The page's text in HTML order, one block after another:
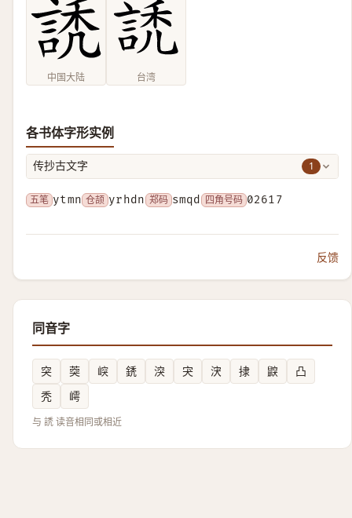
中国大陆 台湾
各书体字形实例
传抄古文字 1
五笔 ytmn 仓颉 yrhdn 郑码 smqd 四角号码 02617
反馈
同音字
突 葖 㟮 鋵 湥 宊 涋 捸 鼵
凸
秃
嶀
与 䛢 读音相同或相近